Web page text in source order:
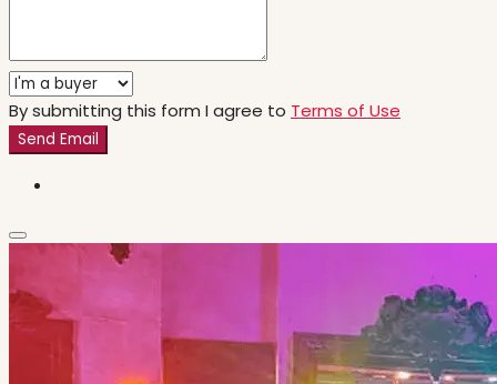
By submitting this form I agree to Terms of Use
Send Email